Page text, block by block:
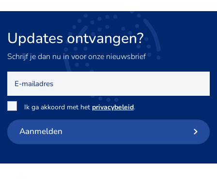
Updates ontvangen?
Schrijf je dan nu in voor onze nieuwsbrief
mailadres
Toestemming
Ik ga akkoord met het privacybeleid.
Aanmelden